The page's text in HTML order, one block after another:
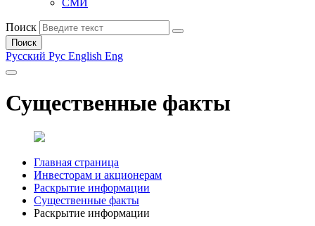
Поиск
Поиск
Русский Рус English Eng
Существенные факты
Главная страница
Инвесторам и акционерам
Раскрытие информации
Существенные факты
Раскрытие информации